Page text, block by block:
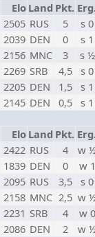
Elo Land Pkt.
2505 RUS 5
s 0
2039 DEN 0
s 1
2156 MNC 3
s ½
2269 SRB 4,5
s 0
2205 DEN 1,5
s 1
2145 DEN 0,5
s 1
Elo Land Pkt.
2422 RUS 4
w
1839 DEN 0
w 1
2095 RUS 3,5
s 0
2158 MNC 2,5 w
2231 SRB 4
w 0
2086 DEN 2
w